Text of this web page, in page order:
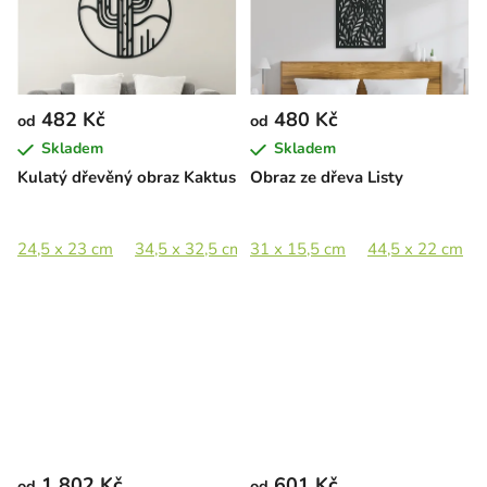
Kulatý dřevěný obraz Kaktus
od 482 Kč
Skladem
24,5 x 23 cm 34,5 x 32,5 cm 47,5 x 44,5 cm 69,5 x 65
Obraz ze dřeva Listy
od 480 Kč
Skladem
31 x 15,5 cm 44,5 x 22 cm